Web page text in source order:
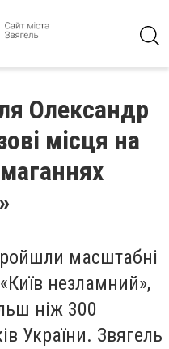
Олександр
місця на
масштабні
незламний»,
ніж 300
України. Звягель